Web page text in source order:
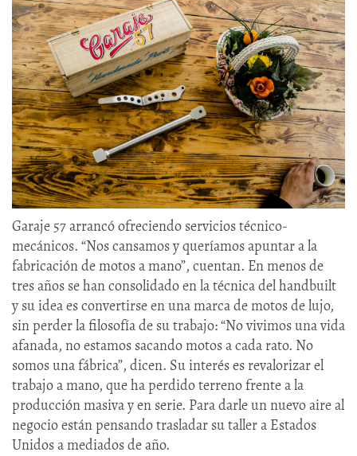
Garaje 57 arrancó ofreciendo servicios técnico-
mecánicos. “Nos cansamos y queríamos apuntar a la
fabricación de motos a mano”, cuentan. En menos de
tres años se han consolidado en la técnica del handbuilt
y su idea es convertirse en una marca de motos de lujo,
sin perder la filosofía de su trabajo: “No vivimos una vida
afanada, no estamos sacando motos a cada rato. No
somos una fábrica”, dicen. Su interés es revalorizar el
trabajo a mano, que ha perdido terreno frente a la
producción masiva y en serie. Para darle un nuevo aire al
negocio están pensando trasladar su taller a Estados
Unidos a mediados de año.